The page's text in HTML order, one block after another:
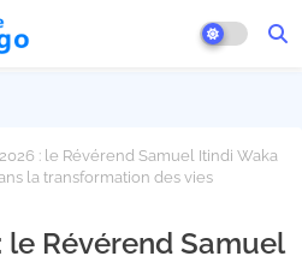
: le Révérend Samuel Itindi Waka
la transformation des vies
le Révérend Samuel